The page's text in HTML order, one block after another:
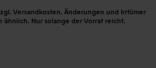
Versandkosten. Änderungen und Irrtümer
Nur solange der Vorrat reicht.